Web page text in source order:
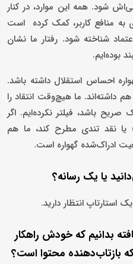
شود. همه این موارد، در کنار
به منافع کاربر، کمک کرده است
شناخته شود. رفتار ما نشان
بوده‌ایم.
احساس استقلال داشته باشد.
داشته‌اند. ما هیچ‌وقت انتقاد را
باشد، فیلتر نکرده‌ایم. اگر
یا نقد تندی مطرح کند، ما هم
ادراک‌شده گهواره است.
یا یک رسانه؟
انتظار دارید.
بدانیم که خودش راهکار
بازتاب‌دهنده محتوا است؟